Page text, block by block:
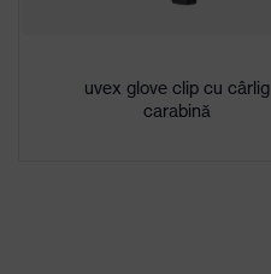
Sex
uvex glove clip cu cârlig
carabină